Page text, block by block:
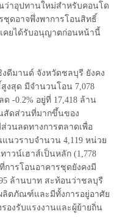
าอุปทานใหม่สำหรับคอนโด
ชุดอาจพึ่งพาการโอนสิทธิ์
คยได้รับอนุญาตก่อนหน้านี้
ดีมานด์ จังหวัดชลบุรี ยังคง
งสุด มีจำนวนโอน 7,078
-0.2% อยู่ที่ 17,418 ล้าน
สัดส่วนที่มากขึ้นของ
วนลดทางการตลาดเพื่อ
นวราบจำนวน 4,119 หน่วย
าวน์เฮาส์เป็นหลัก (1,778
ารโอนอาคารชุดยังคงมี
ล้านบาท สะท้อนว่าชลบุรี
ลิตภัณฑ์และมีทั้งการอยู่อาศัย
องรับแรงงานและผู้ย้ายถิ่น